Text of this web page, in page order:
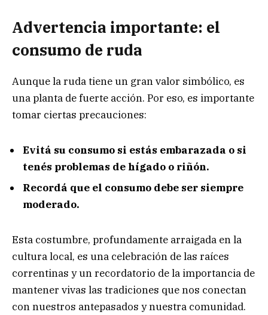
Advertencia importante: el
consumo de ruda
Aunque la ruda tiene un gran valor simbólico, es
una planta de fuerte acción. Por eso, es importante
tomar ciertas precauciones:
Evitá su consumo si estás embarazada o si
tenés problemas de hígado o riñón.
Recordá que el consumo debe ser siempre
moderado.
Esta costumbre, profundamente arraigada en la
cultura local, es una celebración de las raíces
correntinas y un recordatorio de la importancia de
mantener vivas las tradiciones que nos conectan
con nuestros antepasados y nuestra comunidad.